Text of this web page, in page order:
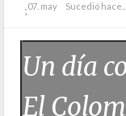
;07. may Sucedió hace...
Un día
El